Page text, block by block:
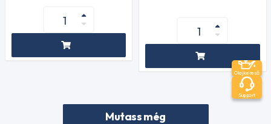
Mutass még
Olajkereső
Support